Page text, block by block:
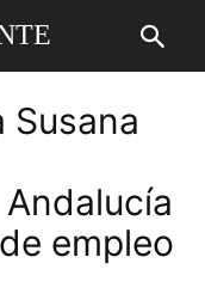
Susana
empleo